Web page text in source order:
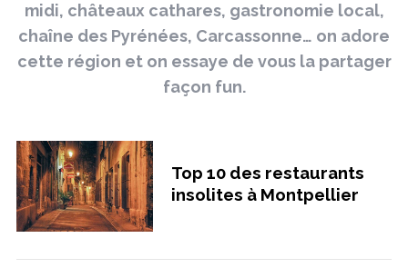
midi, châteaux cathares, gastronomie local,
chaîne des Pyrénées, Carcassonne… on adore
cette région et on essaye de vous la partager
façon fun.
Top 10 des restaurants
insolites à Montpellier